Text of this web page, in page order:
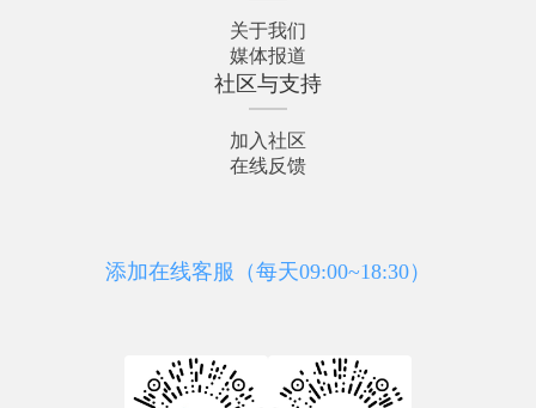
关于我们
媒体报道
社区与支持
加入社区
在线反馈
添加在线客服（每天09:00~18:30）